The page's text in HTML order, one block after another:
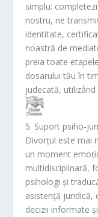
simplu:
nostru, ne
identitate,
noastră de
preia toate
dosarului tău în
judecată,
5. Suport psiho-
Divorțul este mai
un moment
multidisciplinară,
psihologi și
asistență juridică,
decizii informate